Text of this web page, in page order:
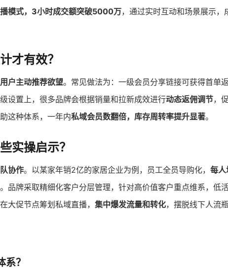
模式，3小时成交额突破5000万，通过实时互动和场景展示，
才有效？
户主动推荐欲望。常见做法为：一级会员分享链接可获得首单返
设置上，很多品牌会根据销量和拉新成效进行动态返佣调节，
这种体系，一年内私域会员数翻倍，库存周转率提升显著。
实操启示？
协作。以某家年销2亿的家居企业为例，员工全员导购化， 每人
品牌采取精细化客户分层管理，针对高价值客户重点维系，低
大促节点筹划私域直播， 集中爆发流量和转化，摆脱线下人流
？